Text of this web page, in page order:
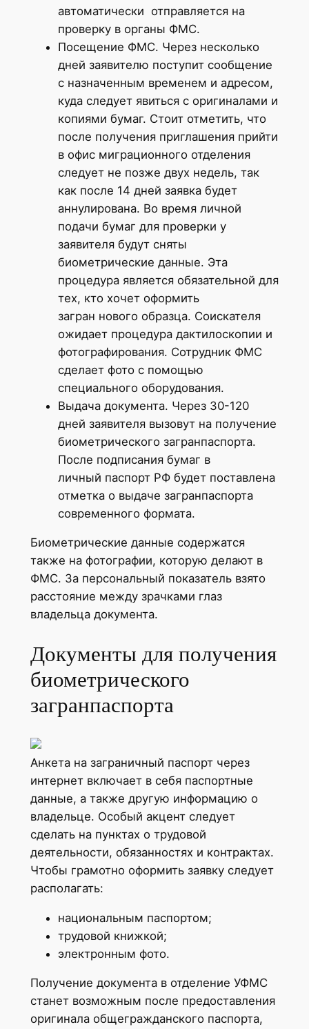
автоматически отправляется на
проверку в органы ФМС.
Посещение ФМС. Через несколько
дней заявителю поступит сообщение
с назначенным временем и адресом,
куда следует явиться с оригиналами и
копиями бумаг. Стоит отметить, что
после получения приглашения прийти
в офис миграционного отделения
следует не позже двух недель, так
как после 14 дней заявка будет
аннулирована. Во время личной
подачи бумаг для проверки у
заявителя будут сняты
биометрические данные. Эта
процедура является обязательной для
тех, кто хочет оформить
загран нового образца. Соискателя
ожидает процедура дактилоскопии и
фотографирования. Сотрудник ФМС
сделает фото с помощью
специального оборудования.
Выдача документа. Через 30-120
дней заявителя вызовут на получение
биометрического загранпаспорта.
После подписания бумаг в
личный паспорт РФ будет поставлена
отметка о выдаче загранпаспорта
современного формата.
Биометрические данные содержатся
также на фотографии, которую делают в
ФМС. За персональный показатель взято
расстояние между зрачками глаз
владельца документа.
Документы для получения
биометрического
загранпаспорта
Анкета на заграничный паспорт через
интернет включает в себя паспортные
данные, а также другую информацию о
владельце. Особый акцент следует
сделать на пунктах о трудовой
деятельности, обязанностях и контрактах.
Чтобы грамотно оформить заявку следует
располагать:
национальным паспортом;
трудовой книжкой;
электронным фото.
Получение документа в отделение УФМС
станет возможным после предоставления
оригинала общегражданского паспорта,